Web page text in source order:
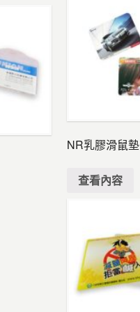
NR乳膠滑鼠墊
查看內容